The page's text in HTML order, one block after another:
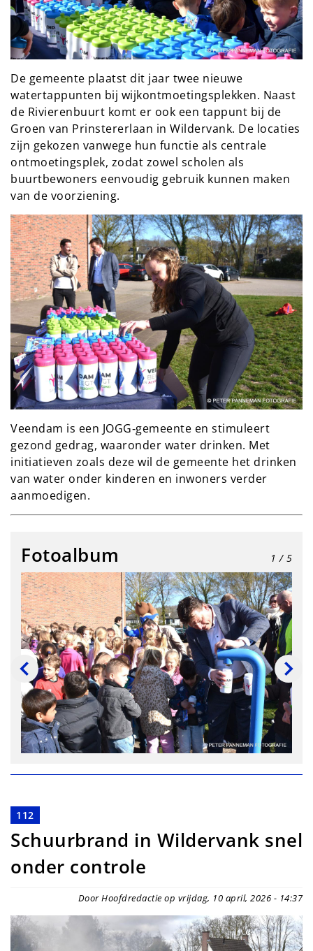
De gemeente plaatst dit jaar twee nieuwe
watertappunten bij wijkontmoetingsplekken. Naast
de Rivierenbuurt komt er ook een tappunt bij de
Groen van Prinstererlaan in Wildervank. De locaties
zijn gekozen vanwege hun functie als centrale
ontmoetingsplek, zodat zowel scholen als
buurtbewoners eenvoudig gebruik kunnen maken
van de voorziening.
Veendam is een JOGG‑gemeente en stimuleert
gezond gedrag, waaronder water drinken. Met
initiatieven zoals deze wil de gemeente het drinken
van water onder kinderen en inwoners verder
aanmoedigen.
Fotoalbum 1 / 5
112
Schuurbrand in Wildervank snel
onder controle
Door Hoofdredactie op vrijdag, 10 april, 2026 - 14:37